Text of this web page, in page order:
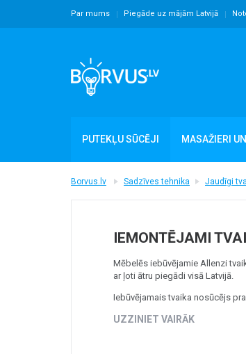
Par mums Piegāde uz mājām Latvijā
PUTEKĻU SŪCĒJI MASAŽIERI
Borvus.lv Sadzīves tehnika Jaudīgi
IEMONTĒJAMI
Mēbelēs iebūvējamie Allenzi
ar ļoti ātru piegādi visā Latvijā.
Iebūvējamais tvaika nosūcējs
UZZINIET VAIRĀK